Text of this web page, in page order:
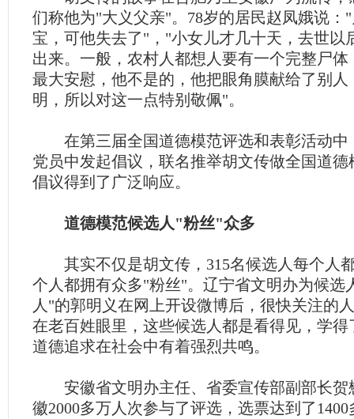
们称他为"大义父亲"。78岁的居民赵凤娥说：
宝，可他失去了"，"小女儿才几十天，去世以
出来。一般，农村人都想人要有一个完整尸
最大安慰，他不是的，他把眼角膜献给了别
明，所以对这一点特别敬佩"。
在第三届全国道德模范评选和表彰活动中
党员中发起倡议，联名推举胡文传做全国道
倡议得到了广泛响应。
道德模范候选人"粉丝"众多
其实不仅是胡文传，315名候选人每个人
个人都拥有众多"粉丝"。辽宁省文明办为候选
人"的郭明义在网上开设微博后，很快关注的
在老百姓眼里，这些候选人都是看得见，学
道德追求在社会中有着强烈共鸣。
安徽省文明办主任、省委宣传部副部长贺
徽2000多万人次参与了评选，选票达到了